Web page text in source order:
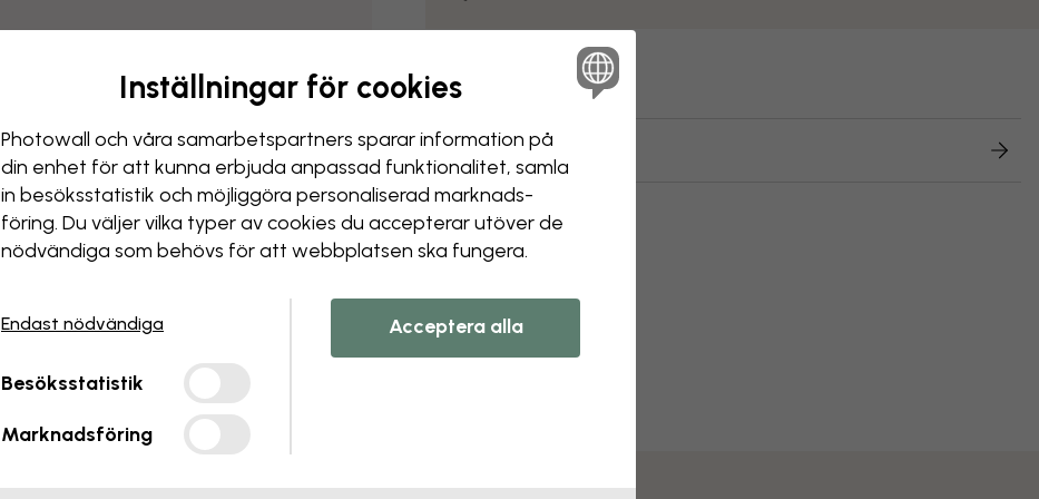
Leverans och returer
Inställningar för cookies
Photowall och våra samarbets­partners sparar information på
din enhet för att kunna erbjuda anpassad funktionalitet, samla
in besöks­statistik och möjliggöra personaliserad marknads­
föring. Du väljer vilka typer av cookies du accepterar utöver de
nödvändiga som behövs för att webbplatsen ska fungera.
Endast nödvändiga
Besöksstatistik
Marknadsföring
Acceptera alla